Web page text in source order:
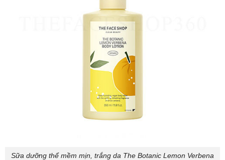
Sữa dưỡng thể mềm mịn, trắng da The Botanic Lemon Verbena